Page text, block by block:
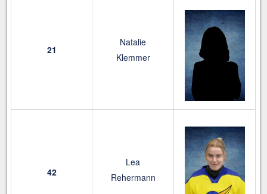
21
Natalie
Klemmer
42
Lea
Rehermann